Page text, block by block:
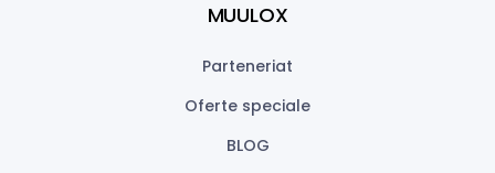
MUULOX
Parteneriat
Oferte speciale
BLOG